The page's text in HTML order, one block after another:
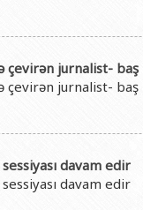
çevirən jurnalist- baş
çevirən jurnalist- baş
davam edir
davam edir